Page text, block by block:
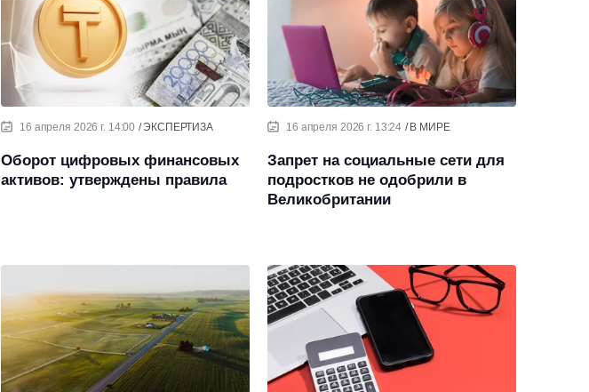
16 апреля 2026 г. 14:00 ЭКСПЕРТИЗА
Оборот цифровых финансовых
активов: утверждены правила
16 апреля 2026 г. 13:24 В МИРЕ
Запрет на социальные сети для
подростков не одобрили в
Великобритании